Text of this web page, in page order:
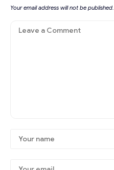
Your email address will not be published.